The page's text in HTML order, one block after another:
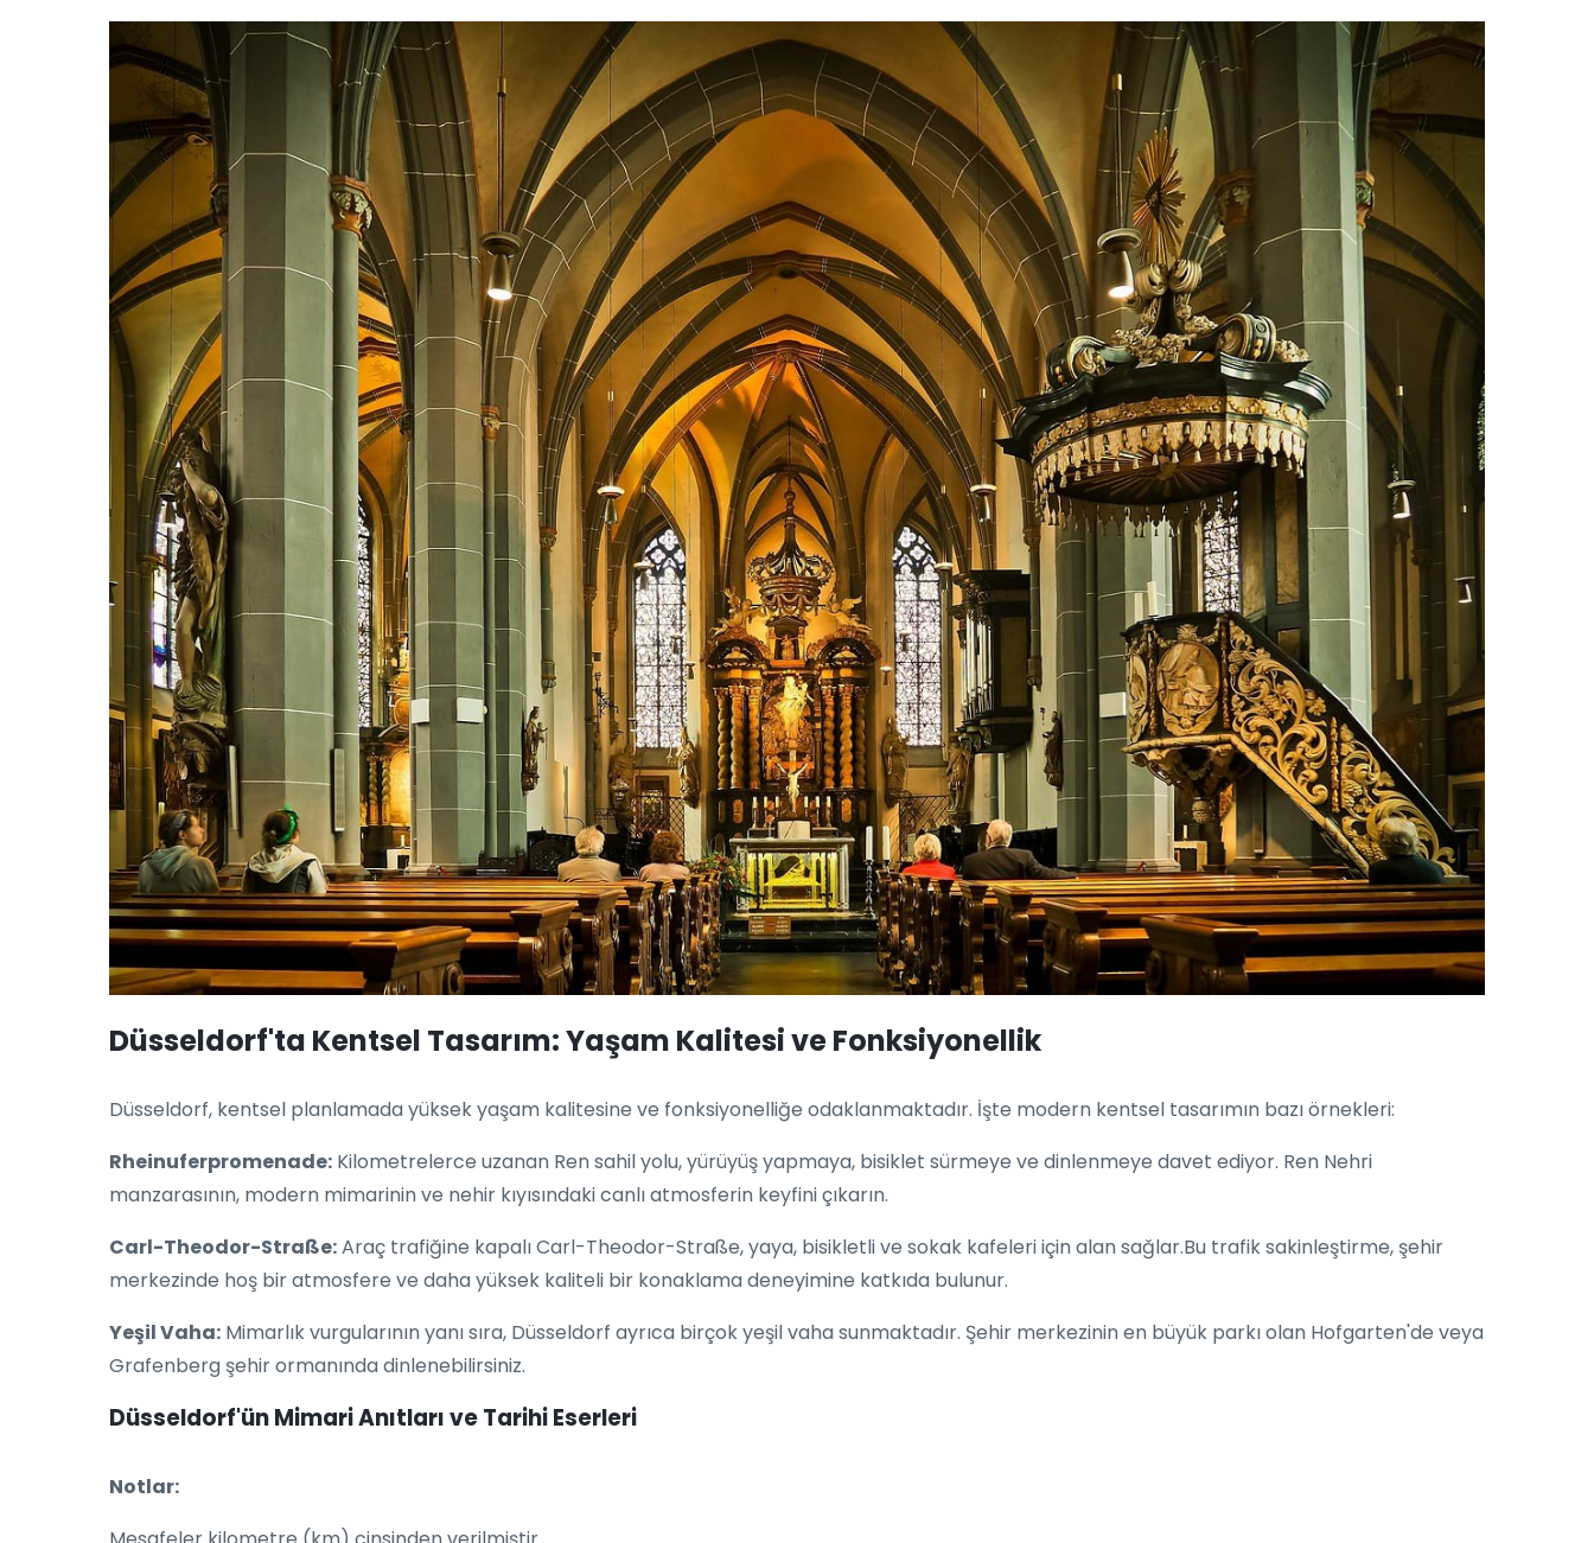
Düsseldorf'ta Kentsel Tasarım: Yaşam Kalitesi ve Fonksiyonellik
Düsseldorf, kentsel planlamada yüksek yaşam kalitesine ve fonksiyonelliğe odaklanmaktadır. İşte modern kentsel tasarımın bazı örnekleri:
Rheinuferpromenade: Kilometrelerce uzanan Ren sahil yolu, yürüyüş yapmaya, bisiklet sürmeye ve dinlenmeye davet ediyor. Ren Nehri
manzarasının, modern mimarinin ve nehir kıyısındaki canlı atmosferin keyfini çıkarın.
Carl-Theodor-Straße:Araç trafiğine kapalı Carl-Theodor-Straße, yaya, bisikletli ve sokak kafeleri için alan sağlar.Bu trafik sakinleştirme, şehir
merkezinde hoş bir atmosfere ve daha yüksek kaliteli bir konaklama deneyimine katkıda bulunur.
Yeşil Vaha: Mimarlık vurgularının yanı sıra, Düsseldorf ayrıca birçok yeşil vaha sunmaktadır. Şehir merkezinin en büyük parkı olan Hofgarten'de veya
Grafenberg şehir ormanında dinlenebilirsiniz.
Düsseldorf'ün Mimari Anıtları ve Tarihi Eserleri
Notlar: